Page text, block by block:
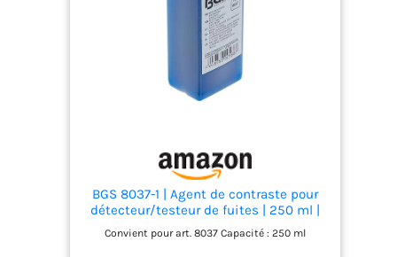
fonctionnement efficace et sans tracas, même
pour la production par lots. Résultats Très
Contrastés : La formule innovante de cet agent
d'encrage laser permet de créer des dessins noirs
permanents et très contrastés sur des métaux
nus avec un graveur laser CO2 de 25 W ou plus, ou
des dessins plus vifs avec un laser à fibre. Rinçage
d'apprécier et de commencer à vendre votre
design frais et unique immédiatement.
BGS 8037-1 | Agent de contraste pour
détecteur/testeur de fuites | 250 ml |
pour art. 8037
Convient pour art. 8037 Capacité : 250 ml